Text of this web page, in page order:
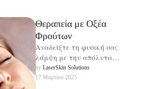
Θεραπεία με Οξέα
Φρούτων
Αναδείξτε τη φυσική σας
λάμψη με την απόλυτα
αναζωογονητική θεραπεία με
οξέα φρούτων!
by LaserSkin Solutions
17 Μαρτίου 2025